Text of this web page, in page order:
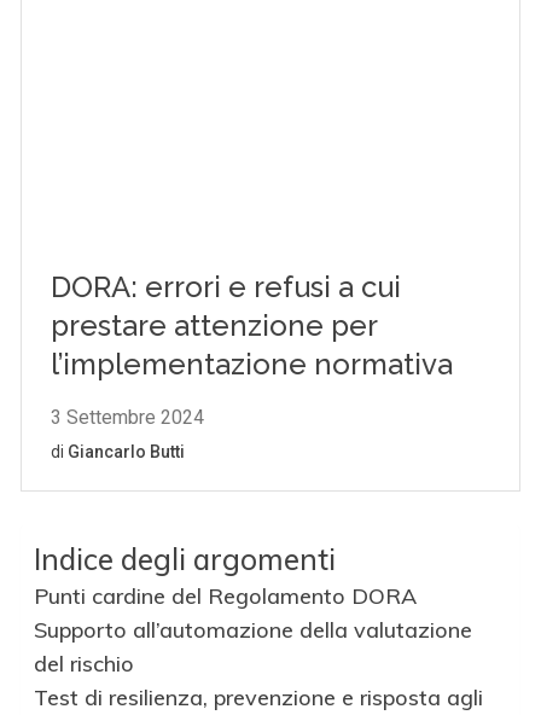
Indice degli argomenti
Punti cardine del Regolamento DORA
Supporto all’automazione della valutazione
del rischio
Test di resilienza, prevenzione e risposta agli